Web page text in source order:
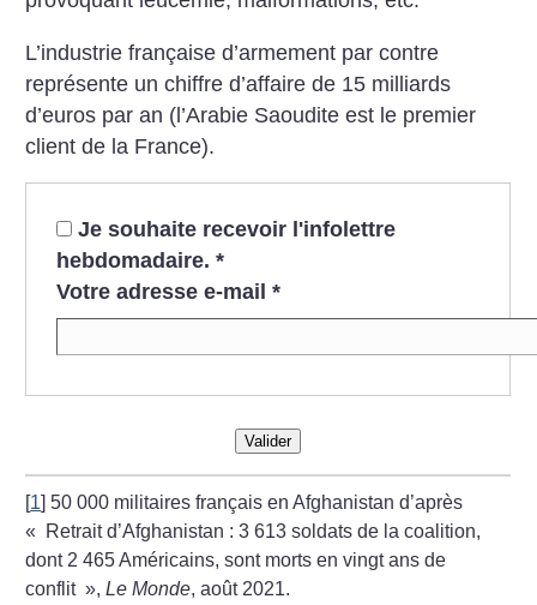
L’industrie française d’armement par contre
représente un chiffre d’affaire de 15 milliards
d’euros par an (l’Arabie Saoudite est le premier
client de la France).
Je souhaite recevoir l'infolettre
hebdomadaire. *
Votre adresse e-mail *
Valider
[1]50 000 militaires français en Afghanistan d’après
«
Retrait d’Afghanistan : 3 613 soldats de la coalition,
dont 2 465 Américains, sont morts en vingt ans de
conflit »,Le Monde, août 2021.